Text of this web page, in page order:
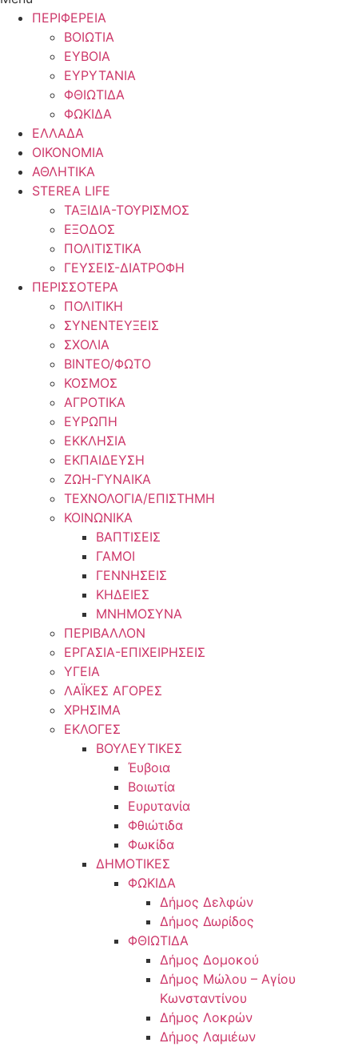
ΠΕΡΙΦΕΡΕΙΑ
ΒΟΙΩΤΙΑ
ΕΥΒΟΙΑ
ΕΥΡΥΤΑΝΙΑ
ΦΘΙΩΤΙΔΑ
ΦΩΚΙΔΑ
ΕΛΛΑΔΑ
ΟΙΚΟΝΟΜΙΑ
ΑΘΛΗΤΙΚΑ
STEREA LIFE
ΤΑΞΙΔΙΑ-ΤΟΥΡΙΣΜΟΣ
ΕΞΟΔΟΣ
ΠΟΛΙΤΙΣΤΙΚΑ
ΓΕΥΣΕΙΣ-ΔΙΑΤΡΟΦΗ
ΠΕΡΙΣΣΟΤΕΡΑ
ΠΟΛΙΤΙΚΗ
ΣΥΝΕΝΤΕΥΞΕΙΣ
ΣΧΟΛΙΑ
ΒΙΝΤΕΟ/ΦΩΤΟ
ΚΟΣΜΟΣ
ΑΓΡΟΤΙΚΑ
ΕΥΡΩΠΗ
ΕΚΚΛΗΣΙΑ
ΕΚΠΑΙΔΕΥΣΗ
ΖΩΗ-ΓΥΝΑΙΚΑ
ΤΕΧΝΟΛΟΓΙΑ/ΕΠΙΣΤΗΜΗ
ΚΟΙΝΩΝΙΚΑ
ΒΑΠΤΙΣΕΙΣ
ΓΑΜΟΙ
ΓΕΝΝΗΣΕΙΣ
ΚΗΔΕΙΕΣ
ΜΝΗΜΟΣΥΝΑ
ΠΕΡΙΒΑΛΛΟΝ
ΕΡΓΑΣΙΑ-ΕΠΙΧΕΙΡΗΣΕΙΣ
ΥΓΕΙΑ
ΛΑΪΚΕΣ ΑΓΟΡΕΣ
ΧΡΗΣΙΜΑ
ΕΚΛΟΓΕΣ
ΒΟΥΛΕΥΤΙΚΕΣ
Έυβοια
Βοιωτία
Ευρυτανία
Φθιώτιδα
Φωκίδα
ΔΗΜΟΤΙΚΕΣ
ΦΩΚΙΔΑ
Δήμος Δελφών
Δήμος Δωρίδος
ΦΘΙΩΤΙΔΑ
Δήμος Δομοκού
Δήμος Μώλου – Αγίου
Κωνσταντίνου
Δήμος Λοκρών
Δήμος Λαμιέων